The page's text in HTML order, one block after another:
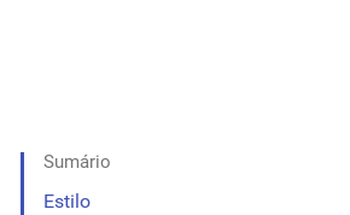
Sumário
Estilo